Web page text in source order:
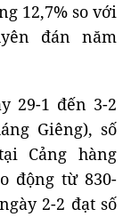
12,7% so với
đán năm
29-1 đến 3-2
Giêng), số
Cảng hàng
động từ 830-
2-2 đạt số